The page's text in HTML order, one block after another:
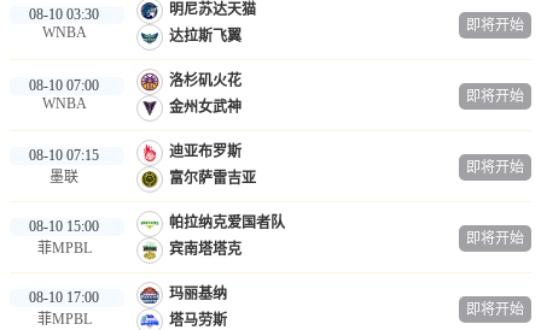
08-10 03:30
WNBA
明尼苏达天猫
达拉斯飞翼
即将开始
08-10 07:00
WNBA
洛杉矶火花
金州女武神
即将开始
08-10 07:15
墨联
迪亚布罗斯
富尔萨雷吉亚
即将开始
08-10 15:00
菲MPBL
帕拉纳克爱国者队
宾南塔塔克
即将开始
08-10 17:00
菲MPBL
玛丽基纳
塔马劳斯
即将开始